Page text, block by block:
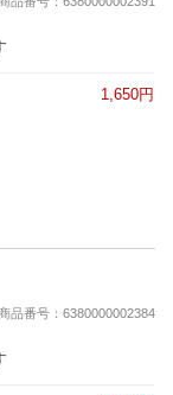
1,650円
品番号：6380000002384